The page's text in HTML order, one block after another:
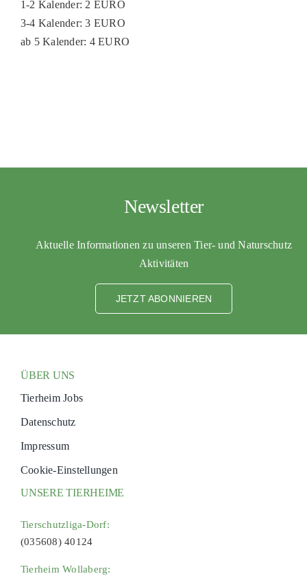
1-2 Kalender: 2 EURO
3-4 Kalender: 3 EURO
ab 5 Kalender: 4 EURO
Newsletter
Aktuelle Informationen zu unseren Tier- und Naturschutz
Aktivitäten
JETZT ABONNIEREN
ÜBER UNS
Tierheim Jobs
Datenschutz
Impressum
Cookie-Einstellungen
UNSERE TIERHEIME
Tierschutzliga-Dorf:
(035608) 40124
Tierheim Wollaberg: